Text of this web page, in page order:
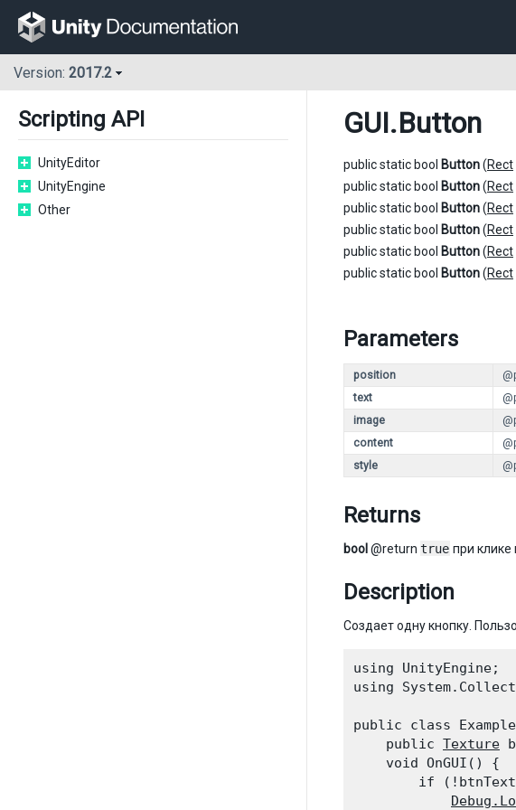
Version: 2017.2
Scripting API
UnityEditor
UnityEngine
Other
GUI.Button
public static bool Button(Rect
public static bool Button(Rect
public static bool Button(Rect
public static bool Button(Rect
public static bool Button(Rect
public static bool Button(Rect
Parameters
position
text
image
content
style
Returns
bool @return true при клике
Description
Создает одну кнопку.
using UnityEngine;
using
public class
    public
Texture
    void OnGUI() {
if